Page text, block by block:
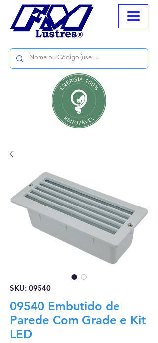
SKU: 09540
09540 Embutido de
Parede Com Grade e Kit
LED